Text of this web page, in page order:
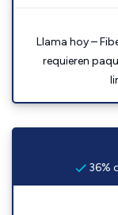
Llama hoy –
requieren
36%